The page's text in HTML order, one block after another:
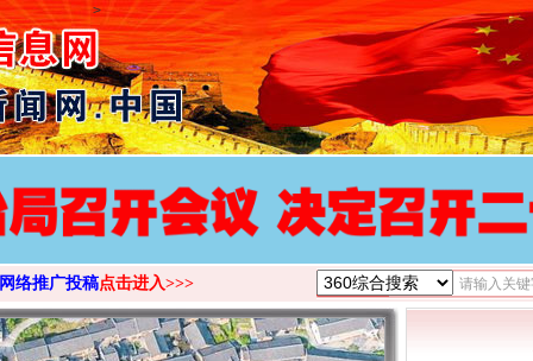
>
网络推广投稿点击进入>>>